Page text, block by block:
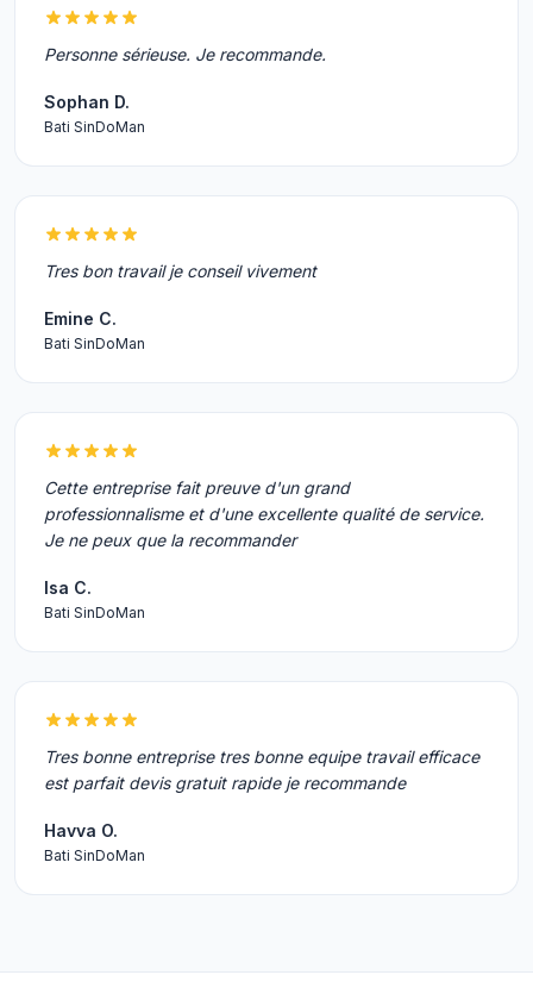
Personne sérieuse. Je recommande.
Sophan D.
Bati SinDoMan
Tres bon travail je conseil vivement
Emine C.
Bati SinDoMan
Cette entreprise fait preuve d'un grand
professionnalisme et d'une excellente qualité de service.
Je ne peux que la recommander
Isa C.
Bati SinDoMan
Tres bonne entreprise tres bonne equipe travail efficace
est parfait devis gratuit rapide je recommande
Havva O.
Bati SinDoMan